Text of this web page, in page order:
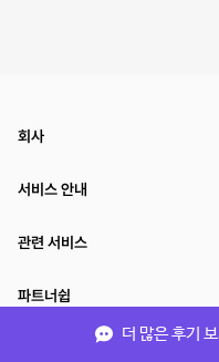
더 많은 후기 보
회사
서비스 안내
관련 서비스
파트너쉽
서비스 제공 국가